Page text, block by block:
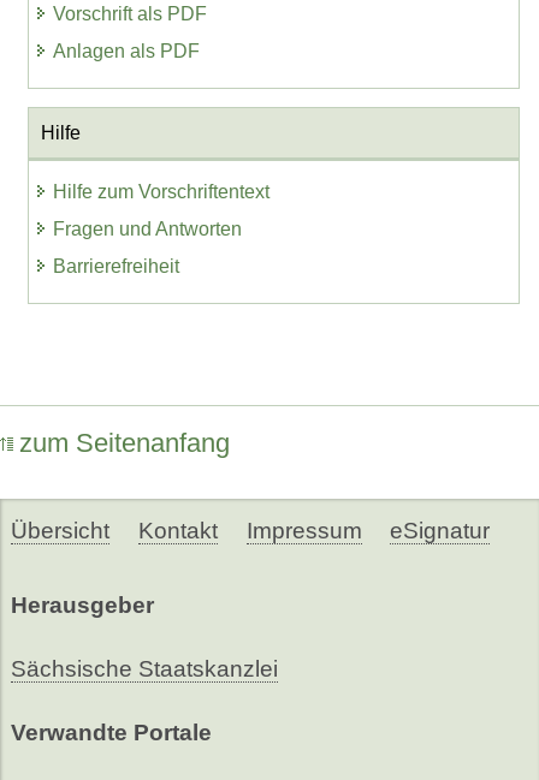
Vorschrift als PDF
Anlagen als PDF
Hilfe
Hilfe zum Vorschriftentext
Fragen und Antworten
Barrierefreiheit
zum Seitenanfang
Übersicht Kontakt Impressum eSignatur
Herausgeber
Sächsische Staatskanzlei
Verwandte Portale